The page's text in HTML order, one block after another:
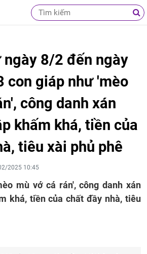
8/2 đến ngày
con giáp như 'mèo
công danh xán
khấm khá, tiền của
tiêu xài phủ phê
2025 10:45
mù vớ cá rán', công danh xán
khá, tiền của chất đầy nhà, tiêu